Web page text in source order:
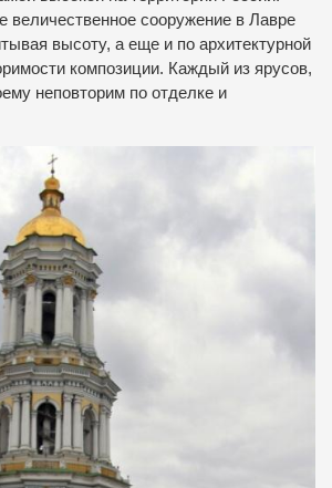
величественное сооружение в Лавре
высоту, а еще и по архитектурной
композиции. Каждый из ярусов,
неповторим по отделке и